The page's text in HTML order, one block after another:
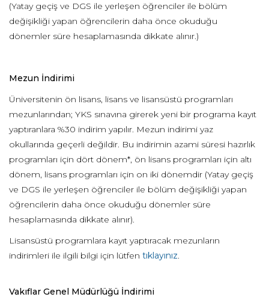
(Yatay geçiş ve DGS ile yerleşen öğrenciler ile bölüm
değişikliği yapan öğrencilerin daha önce okuduğu
dönemler süre hesaplamasında dikkate alınır.)
Mezun İndirimi
Üniversitenin ön lisans, lisans ve lisansüstü programları
mezunlarından; YKS sınavına girerek yeni bir programa kayıt
yaptıranlara %30 indirim yapılır. Mezun indirimi yaz
okullarında geçerli değildir. Bu indirimin azami süresi hazırlık
programları için dört dönem*, ön lisans programları için altı
dönem, lisans programları için on iki dönemdir (Yatay geçiş
ve DGS ile yerleşen öğrenciler ile bölüm değişikliği yapan
öğrencilerin daha önce okuduğu dönemler süre
hesaplamasında dikkate alınır).
Lisansüstü programlara kayıt yaptıracak mezunların
indirimleri ile ilgili bilgi için lütfen tıklayınız.
Vakıflar Genel Müdürlüğü İndirimi